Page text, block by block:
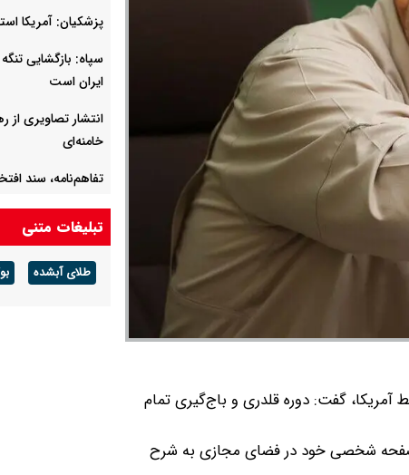
گفت: دوره قلدری و باج‌گیری تمام
صفحه شخصی خود در فضای مجازی به شرح
پزشکیان: آمریکا
سپاه: بازگشایی
ایران است
انتشار تصاویری از
خامنه‌ای
تفاهم‌نامه، سند
تکلیف پرونده
سخنگوی قوه قضاییه
تبلیغات متنی
طلای آبشده